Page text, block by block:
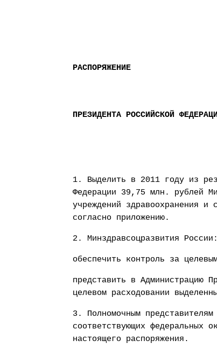
РАСПОРЯЖЕНИЕ
ПРЕЗИДЕНТА РОССИЙСКОЙ
1. Выделить в 2011 году из
Федерации 39,75 млн. рублей
учреждений здравоохранения и
согласно приложению.
2. Минздравсоцразвития
обеспечить контроль за
представить в Администрацию
целевом расходовании
3. Полномочным
соответствующих федеральных
настоящего распоряжения.